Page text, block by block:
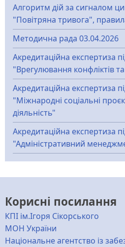
Алгоритм дій за сигналом
"Повітряна тривога",
Методична рада 03.04.2026
Акредитаційна експертиза
"Врегулювання конфліктів
Акредитаційна експертиза
"Міжнародні соціальні
діяльність"
Акредитаційна експертиза
"Адміністративний
Корисні посилання
КПІ ім.Ігоря Сікорського
МОН України
Національне агентство із